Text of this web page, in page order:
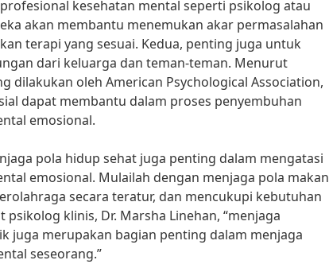
kesehatan mental seperti psikolog atau
akan membantu menemukan akar permasalahan
terapi yang sesuai. Kedua, penting juga untuk
dari keluarga dan teman-teman. Menurut
dilakukan oleh American Psychological Association,
dapat membantu dalam proses penyembuhan
emosional.
pola hidup sehat juga penting dalam mengatasi
emosional. Mulailah dengan menjaga pola makan
secara teratur, dan mencukupi kebutuhan
psikolog klinis, Dr. Marsha Linehan, “menjaga
juga merupakan bagian penting dalam menjaga
seseorang.”